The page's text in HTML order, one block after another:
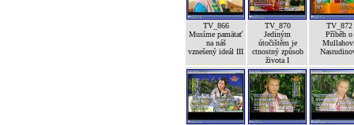
TV_866
Musíme pamätať
na náš
vznešený ideál III
TV_870
Jediným
útočištěm je
ctnostný způsob
života I
TV_872
Příběh o